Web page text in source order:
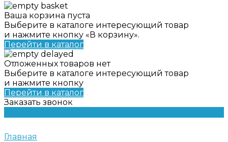
Ваша корзина пуста
Выберите в каталоге интересующий товар
и нажмите кнопку «В корзину».
Перейти в каталог
Отложенных товаров нет
Выберите в каталоге интересующий товар
и нажмите кнопку
Перейти в каталог
Заказать звонок
Главная